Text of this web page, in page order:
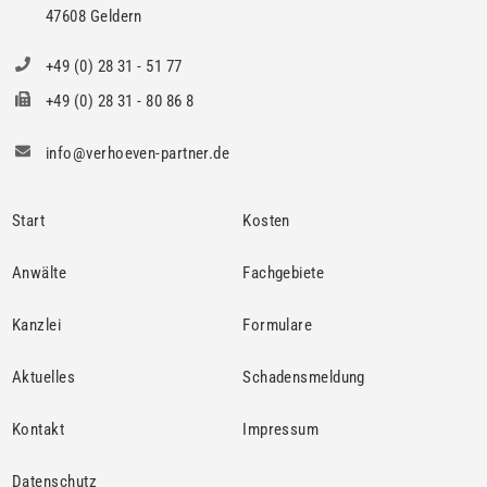
47608 Geldern
+49 (0) 28 31 - 51 77
+49 (0) 28 31 - 80 86 8
info@verhoeven-partner.de
Start Kosten
Anwälte Fachgebiete
Kanzlei Formulare
Aktuelles Schadensmeldung
Kontakt Impressum
Datenschutz